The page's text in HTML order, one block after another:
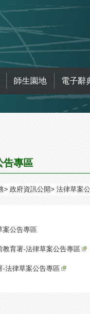
師生園地 電子辭
告專區
政府資訊公開 法律草案
案公告專區
教育署-法律草案公告專區
-法律草案公告專區